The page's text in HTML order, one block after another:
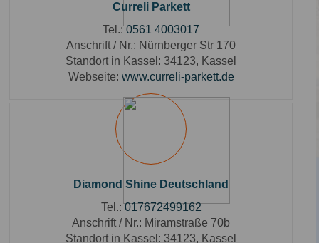
Curreli Parkett
Tel.:0561 4003017
Anschrift / Nr.: Nürnberger Str 170
Standort in Kassel:34123, Kassel
Webseite: www.curreli-parkett.de
Diamond Shine Deutschland
Tel.:017672499162
Anschrift / Nr.: Miramstraße 70b
Standort in Kassel:34123, Kassel